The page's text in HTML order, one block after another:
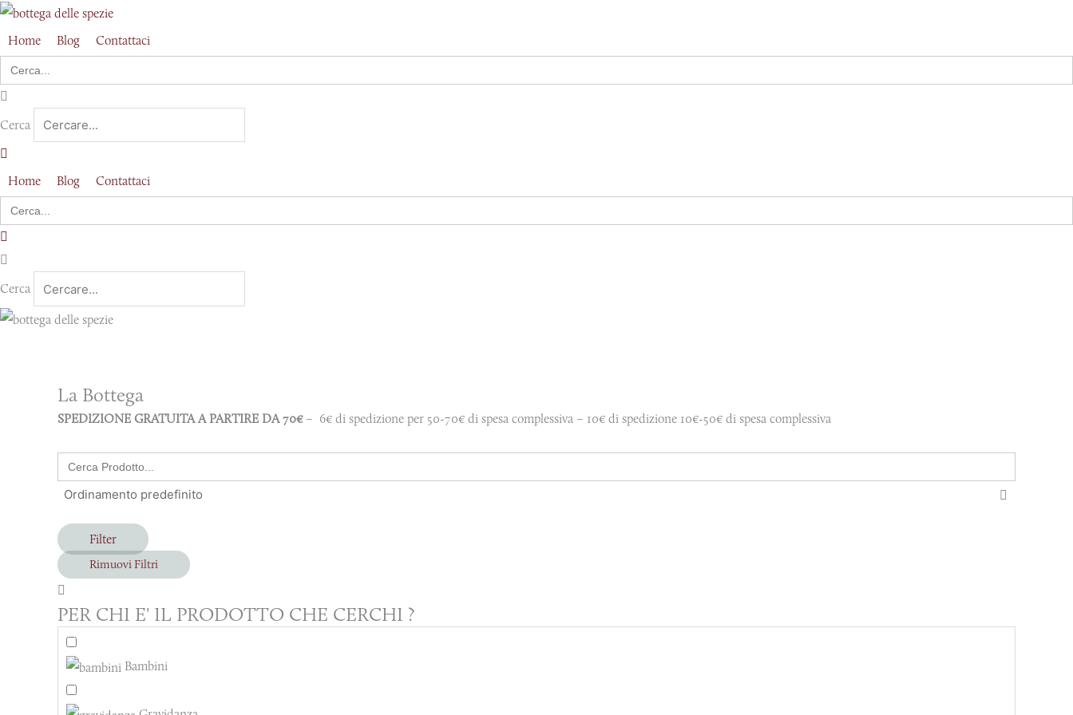
Vai
contenuto
Home Blog
Contattaci
Search
for:
Cerca
Home Blog
Contattaci
Search
for:
Cerca
La Bottega
SPEDIZIONE GRATUITA A PARTIRE DA 70€– 6€ di spedizione per 50-70€ di spesa complessiva – 10€ di spedizione 10€-50€ di spesa complessiva
Search
for:
Filter
Rimuovi Filtri
PER CHI E' IL PRODOTTO CHE CERCHI ?
Bambini